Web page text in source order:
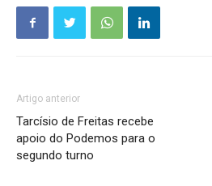
Artigo anterior
Tarcísio de Freitas recebe
apoio do Podemos para o
segundo turno